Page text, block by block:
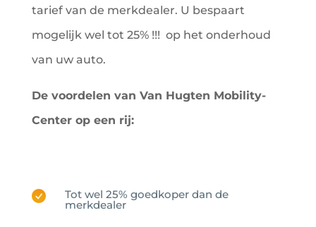
tarief van de merkdealer. U bespaart
mogelijk wel tot 25% !!! op het onderhoud
van uw auto.
De voordelen van Van Hugten Mobility-
Center op een rij:
Tot wel 25% goedkoper dan de
merkdealer